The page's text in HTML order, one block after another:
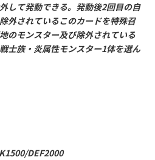
して発動できる。発動後2回目の自
外されているこのカードを特殊召
のモンスター及び除外されている
士族・炎属性モンスター1体を選ん
DEF2000